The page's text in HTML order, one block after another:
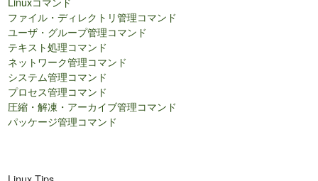
ファイル・ディレクトリ管理コマンド
ユーザ・グループ管理コマンド
テキスト処理コマンド
ネットワーク管理コマンド
システム管理コマンド
プロセス管理コマンド
圧縮・解凍・アーカイブ管理コマンド
パッケージ管理コマンド